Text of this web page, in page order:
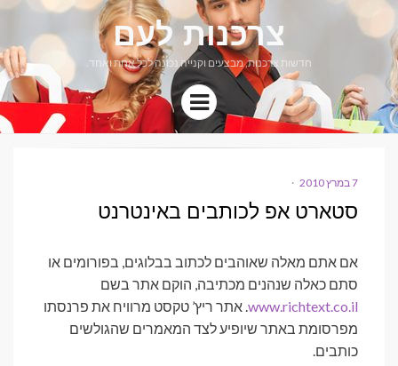
צרכנות לעם
חדשות צרכנות, מבצעים וקנייה נכונה לכל אחת ואחד.
Menu
POSTED
7 במרץ 2010
סטארט אפ לכותבים באינטרנט
אם אתם מאלה שאוהבים לכתוב בבלוגים, בפורומים או
סתם כאלה שנהנים מכתיבה, הוקם אתר בשם
www.richtext.co.il. אתר ריץ’ טקסט מרוויח את פרנסתו
מפרסומת באתר שיופיע לצד המאמרים שהגולשים
כותבים.